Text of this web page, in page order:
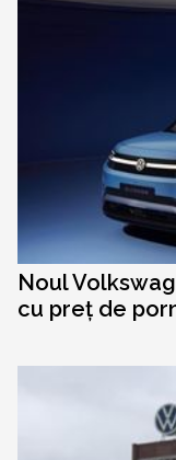
Noul
cu preț de